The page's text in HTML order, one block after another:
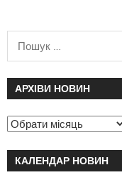
АРХІВИ НОВИН
КАЛЕНДАР НОВИН